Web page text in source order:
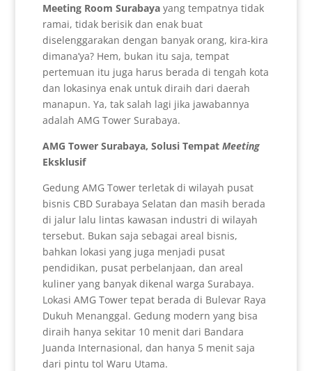
Meeting Room Surabaya yang tempatnya tidak
ramai, tidak berisik dan enak buat
diselenggarakan dengan banyak orang, kira-kira
dimana’ya? Hem, bukan itu saja, tempat
pertemuan itu juga harus berada di tengah kota
dan lokasinya enak untuk diraih dari daerah
manapun. Ya, tak salah lagi jika jawabannya
adalah AMG Tower Surabaya.
AMG Tower Surabaya, Solusi Tempat Meeting
Eksklusif
Gedung AMG Tower terletak di wilayah pusat
bisnis CBD Surabaya Selatan dan masih berada
di jalur lalu lintas kawasan industri di wilayah
tersebut. Bukan saja sebagai areal bisnis,
bahkan lokasi yang juga menjadi pusat
pendidikan, pusat perbelanjaan, dan areal
kuliner yang banyak dikenal warga Surabaya.
Lokasi AMG Tower tepat berada di Bulevar Raya
Dukuh Menanggal. Gedung modern yang bisa
diraih hanya sekitar 10 menit dari Bandara
Juanda Internasional, dan hanya 5 menit saja
dari pintu tol Waru Utama.